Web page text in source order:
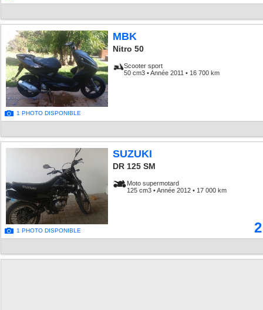
1 PHOTO DISPONIBLE
MBK
Nitro 50
Scooter sport
50 cm3 • Année 2011 • 16 700 km
1 PHOTO DISPONIBLE
SUZUKI
DR 125 SM
Moto supermotard
125 cm3 • Année 2012 • 17 000 km